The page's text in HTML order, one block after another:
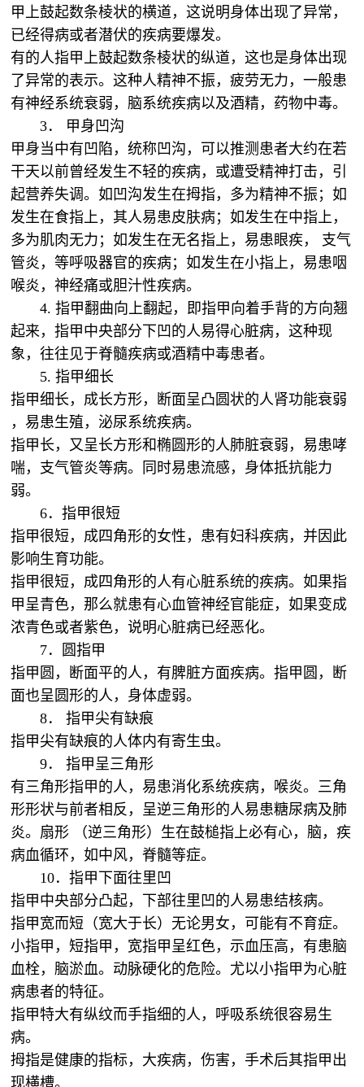
甲上鼓起数条棱状的横道，这说明身体出现了异常，
已经得病或者潜伏的疾病要爆发。
有的人指甲上鼓起数条棱状的纵道，这也是身体出现
了异常的表示。这种人精神不振，疲劳无力，一般患
有神经系统衰弱，脑系统疾病以及酒精，药物中毒。
3． 甲身凹沟
甲身当中有凹陷，统称凹沟，可以推测患者大约在若
干天以前曾经发生不轻的疾病，或遭受精神打击，引
起营养失调。如凹沟发生在拇指，多为精神不振；如
发生在食指上，其人易患皮肤病；如发生在中指上，
多为肌肉无力；如发生在无名指上，易患眼疾， 支气
管炎，等呼吸器官的疾病；如发生在小指上，易患咽
喉炎，神经痛或胆汁性疾病。
4. 指甲翻曲向上翻起，即指甲向着手背的方向翘
起来，指甲中央部分下凹的人易得心脏病，这种现
象，往往见于脊髓疾病或酒精中毒患者。
5. 指甲细长
指甲细长，成长方形，断面呈凸圆状的人肾功能衰弱
，易患生殖，泌尿系统疾病。
指甲长，又呈长方形和椭圆形的人肺脏衰弱，易患哮
喘，支气管炎等病。同时易患流感，身体抵抗能力
弱。
6．指甲很短
指甲很短，成四角形的女性，患有妇科疾病，并因此
影响生育功能。
指甲很短，成四角形的人有心脏系统的疾病。如果指
甲呈青色，那么就患有心血管神经官能症，如果变成
浓青色或者紫色，说明心脏病已经恶化。
7．圆指甲
指甲圆，断面平的人，有脾脏方面疾病。指甲圆，断
面也呈圆形的人，身体虚弱。
8． 指甲尖有缺痕
指甲尖有缺痕的人体内有寄生虫。
9． 指甲呈三角形
有三角形指甲的人，易患消化系统疾病，喉炎。三角
形形状与前者相反，呈逆三角形的人易患糖尿病及肺
炎。扇形 （逆三角形）生在鼓槌指上必有心，脑，疾
病血循环，如中风，脊髓等症。
10．指甲下面往里凹
指甲中央部分凸起，下部往里凹的人易患结核病。
指甲宽而短（宽大于长）无论男女，可能有不育症。
小指甲，短指甲，宽指甲呈红色，示血压高，有患脑
血栓，脑淤血。动脉硬化的危险。尤以小指甲为心脏
病患者的特征。
指甲特大有纵纹而手指细的人，呼吸系统很容易生
病。
拇指是健康的指标，大疾病，伤害，手术后其指甲出
现横槽。